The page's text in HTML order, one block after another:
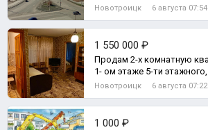
уютная угловая квартира
Новотроицк 6 августа 07:54
1 550 000 ₽
Продам 2-х комнатную
1- ом этаже 5-ти этажного,
кирпичного дома., 2-комн.
Новотроицк 6 августа 07:22
1 000 ₽